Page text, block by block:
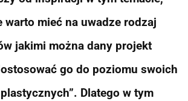
warto mieć na uwadze rodzaj
jakimi można dany projekt
go do poziomu swoich
Dlatego w tym